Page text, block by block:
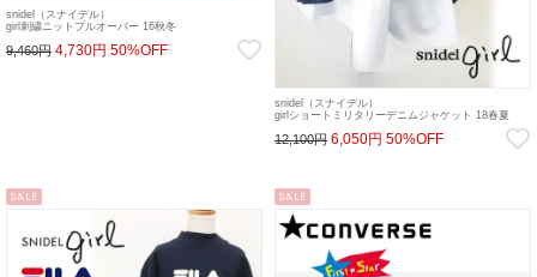
snidel（スナイデル）
girl刺繍ニットプルオーバー 16秋冬
9,460円 4,730円 50%OFF
snidel（スナイデル）
girlショートミリタリーデニムジャケット 18春夏
12,100円 6,050円 50%OFF
SALE SALE